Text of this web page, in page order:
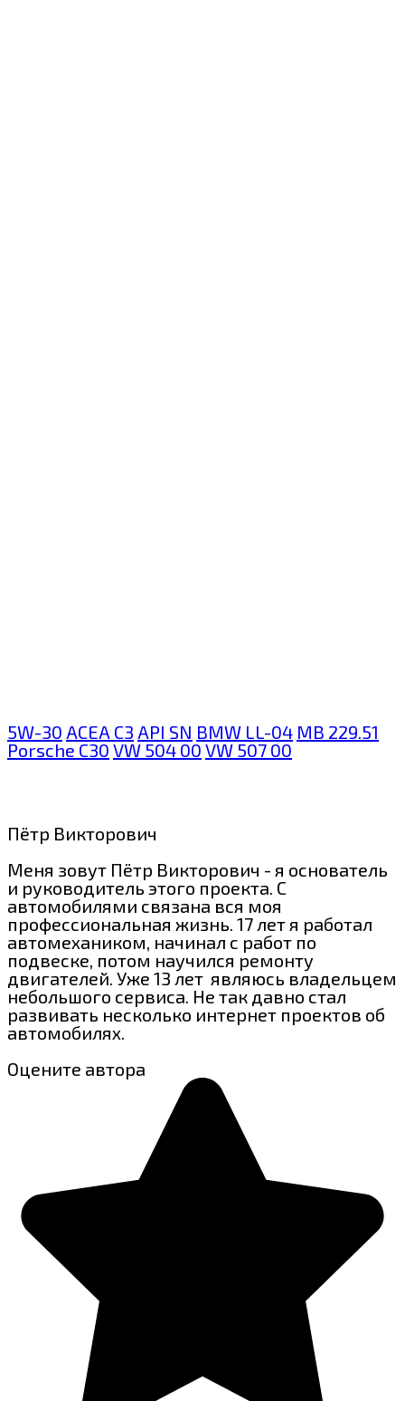
5W-30 ACEA C3 API SN BMW LL-04 MB 229.51
Porsche C30 VW 504 00 VW 507 00
Пётр Викторович
Меня зовут Пётр Викторович - я основатель
и руководитель этого проекта. С
автомобилями связана вся моя
профессиональная жизнь. 17 лет я работал
автомехаником, начинал с работ по
подвеске, потом научился ремонту
двигателей. Уже 13 лет являюсь владельцем
небольшого сервиса. Не так давно стал
развивать несколько интернет проектов об
автомобилях.
Оцените автора